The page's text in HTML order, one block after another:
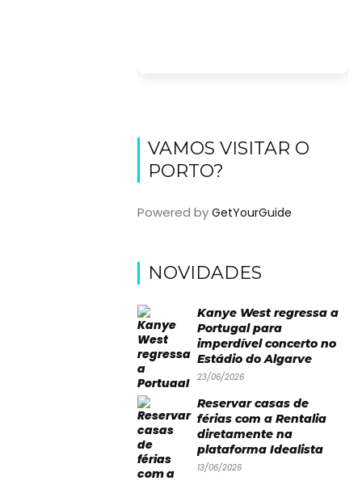
VAMOS VISITAR O
PORTO?
Powered by GetYourGuide
NOVIDADES
Kanye West regressa a
Portugal para
imperdível concerto no
Estádio do Algarve
23/06/2026
Reservar casas de
férias com a Rentalia
diretamente na
plataforma Idealista
13/06/2026